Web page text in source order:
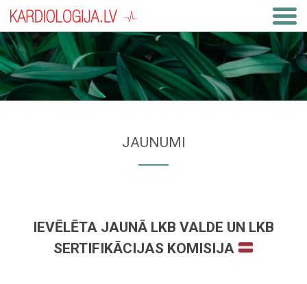
JAUNUMI
IEVĒLĒTA JAUNĀ LKB VALDE UN LKB
SERTIFIKĀCIJAS KOMISIJA